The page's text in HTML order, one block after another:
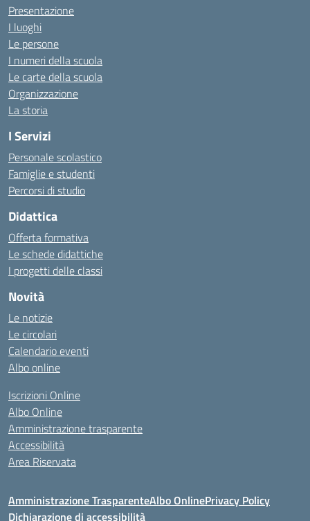
Presentazione
I luoghi
Le persone
I numeri della scuola
Le carte della scuola
Organizzazione
La storia
I Servizi
Personale scolastico
Famiglie e studenti
Percorsi di studio
Didattica
Offerta formativa
Le schede didattiche
I progetti delle classi
Novità
Le notizie
Le circolari
Calendario eventi
Albo online
Iscrizioni Online
Albo Online
Amministrazione trasparente
Accessibilità
Area Riservata
Amministrazione TrasparenteAlbo OnlinePrivacy Policy
Dichiarazione di accessibilità